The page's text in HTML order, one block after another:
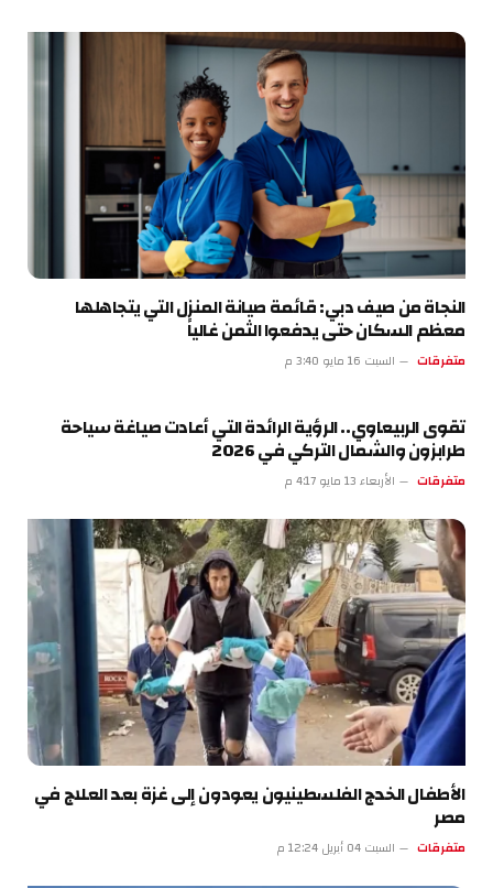
النجاة من صيف دبي: قائمة صيانة المنزل التي يتجاهلها
معظم السكان حتى يدفعوا الثمن غالياً
متفرقات السبت 16 مايو 3:40 م
تقوى الربيعاوي.. الرؤية الرائدة التي أعادت صياغة سياحة
طرابزون والشمال التركي في 2026
متفرقات الأربعاء 13 مايو 4:17 م
الأطفال الخدج الفلسطينيون يعودون إلى غزة بعد العلاج في
مصر
متفرقات السبت 04 أبريل 12:24 م